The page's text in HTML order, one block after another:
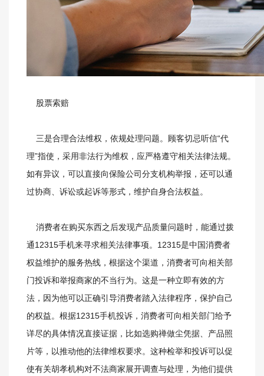
股票索赔
三是合理合法维权，依规处理问题。顾客切忌听信“代
理”指使，采用非法行为维权，应严格遵守相关法律法规。
如有异议，可以直接向保险公司分支机构举报，还可以通
过协商、诉讼或起诉等形式，维护自身合法权益。
消费者在购买东西之后发现产品质量问题时，能通过拨
通12315手机来寻求相关法律事项。12315是中国消费者
权益维护的服务热线，根据这个渠道，消费者可向相关部
门投诉和举报商家的不当行为。这是一种立即有效的方
法，因为他可以正确引导消费者踏入法律程序，保护自己
的权益。根据12315手机投诉，消费者可向相关部门给予
详尽的具体情况直接证据，比如选购禅做尘凭据、产品照
片等，以推动他的法律维权要求。这种检举和投诉可以促
使有关胡孝机构对不法商家展开调查与处理，为他们提供